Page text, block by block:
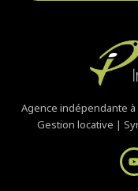
Agence indépendante
Gestion locative |